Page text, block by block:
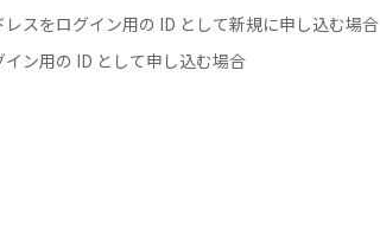
スをログイン用の ID として新規に申し込む場合
ン用の ID として申し込む場合